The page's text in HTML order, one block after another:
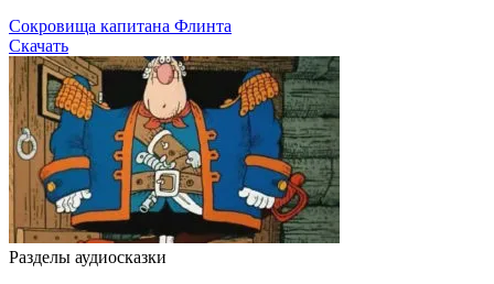
Сокровища капитана Флинта
Скачать
Разделы аудиосказки